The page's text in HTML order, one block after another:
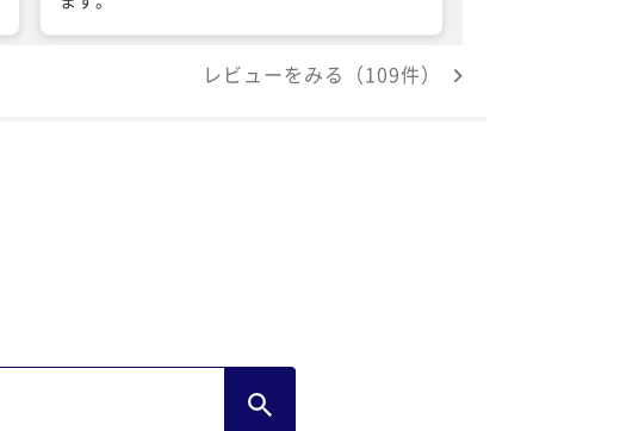
レビューをみる（109件）